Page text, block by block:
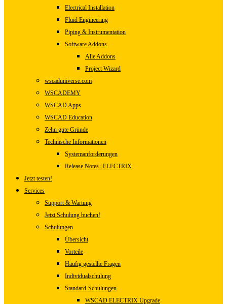
Electrical Installation
Fluid Engineering
Piping & Instrumentation
Software Addons
Alle Addons
Project Wizard
wscaduniverse.com
WSCADEMY
WSCAD Apps
WSCAD Education
Zehn gute Gründe
Technische Informationen
Systemanforderungen
Release Notes | ELECTRIX
Jetzt testen!
Services
Support & Wartung
Jetzt Schulung buchen!
Schulungen
Übersicht
Vorteile
Häufig gestellte Fragen
Individualschulung
Standard-Schulungen
WSCAD ELECTRIX Upgrade